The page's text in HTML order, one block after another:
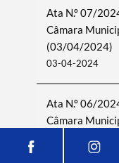
Ata N.º 07/
Câmara
(03/04/2024)
03-04-2024
Ata N.º 06/
Câmara
20-03-2024